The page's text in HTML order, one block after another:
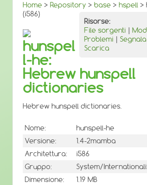
Home > Repository > base > hspell >
(i586)
Risorse:
File sorgenti |
Problemi |
Scarica
hunspel
l-he:
Hebrew hunspell
dictionaries
Hebrew hunspell dictionaries.
Nome:
hunspell-he
Versione:
1.4-2mamba
Architettura:
i586
Gruppo:
System/
Dimensione:
1.19 MB